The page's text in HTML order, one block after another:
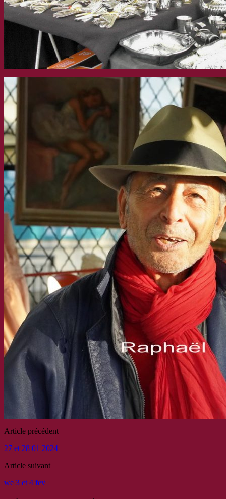
Article précédent
27 et 28 01 2024
Article suivant
we 3 et 4 fev